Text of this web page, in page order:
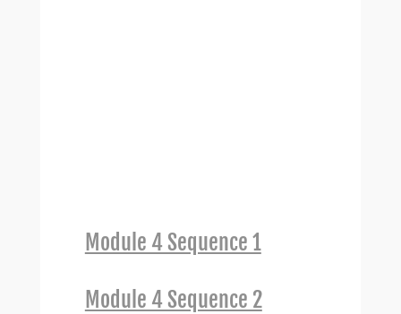
Module 4 Sequence 1
Module 4 Sequence 2